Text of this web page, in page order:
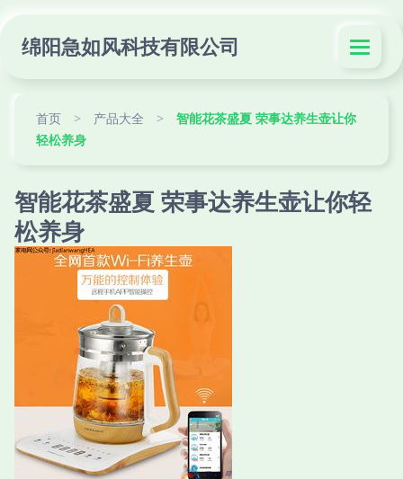
绵阳急如风科技有限公司
首页 > 产品大全 >
智能花茶盛夏 荣事达养生壶让你
轻松养身
智能花茶盛夏 荣事达养生壶让你轻
松养身